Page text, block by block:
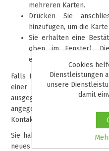
mehreren Karten.
Drücken Sie
hinzufügen, um die
Sie erhalten eine
oben im Fenster).
entsprechend in der
Falls Ihre Karte nicht
einer entsprechenden
ausgegeben. Bitte prüfen
angegeben wurde.
Kontaktformular beim
Sie haben nun die
neues Guthaben aufzubuchen.
Cookies
Dienstleistungen
unsere
damit